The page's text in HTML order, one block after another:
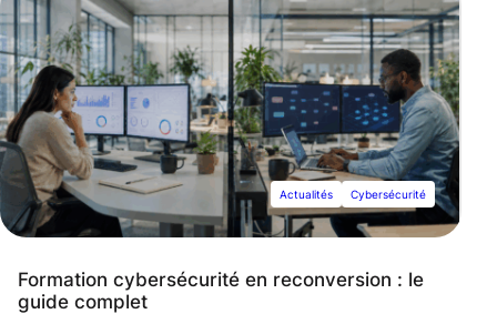
Actualités Cybersécurité
Formation cybersécurité en reconversion : le
guide complet